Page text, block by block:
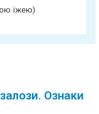
їжею)
Ознаки